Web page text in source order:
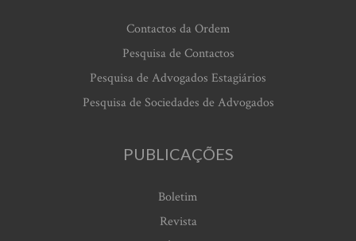
Contactos da Ordem
Pesquisa de Contactos
Pesquisa de Advogados Estagiários
Pesquisa de Sociedades de Advogados
PUBLICAÇÕES
Boletim
Revista